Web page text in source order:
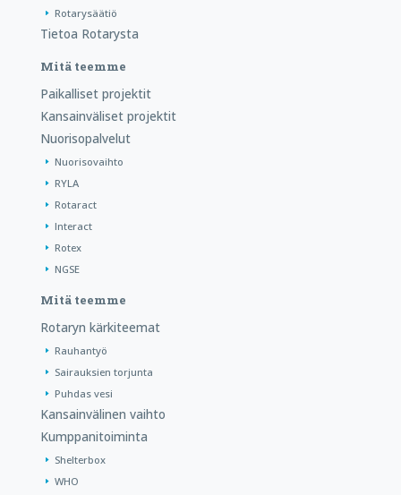
Rotarysäätiö
Tietoa Rotarysta
Mitä teemme
Paikalliset projektit
Kansainväliset projektit
Nuorisopalvelut
Nuorisovaihto
RYLA
Rotaract
Interact
Rotex
NGSE
Mitä teemme
Rotaryn kärkiteemat
Rauhantyö
Sairauksien torjunta
Puhdas vesi
Kansainvälinen vaihto
Kumppanitoiminta
Shelterbox
WHO